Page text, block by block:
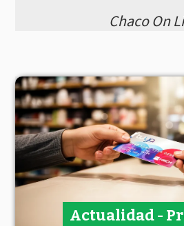
Chaco On
Actualidad -